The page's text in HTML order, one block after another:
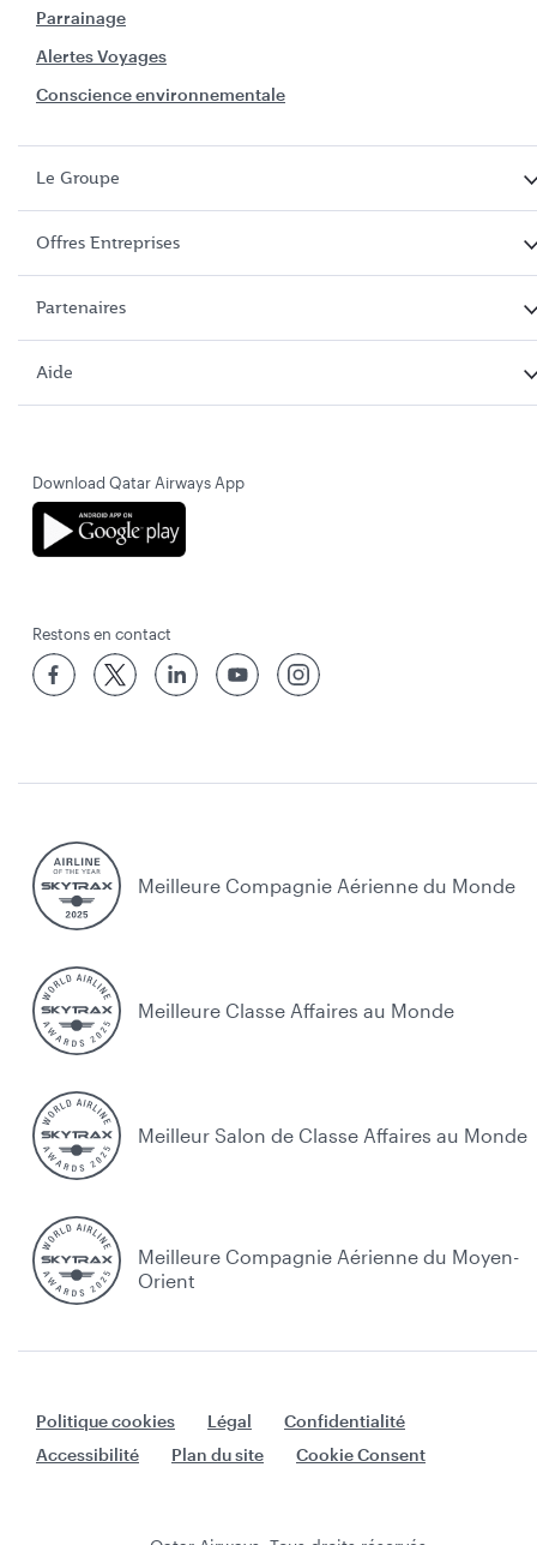
Parrainage
Alertes Voyages
Conscience environnementale
Le Groupe
Offres Entreprises
Partenaires
Aide
Download Qatar Airways App
Restons en contact
Meilleure Compagnie Aérienne du Monde
Meilleure Classe Affaires au Monde
Meilleur Salon de Classe Affaires au Monde
Meilleure Compagnie Aérienne du Moyen-
Orient
Politique cookies Légal
Confidentialité
Accessibilité
Plan du site Cookie Consent